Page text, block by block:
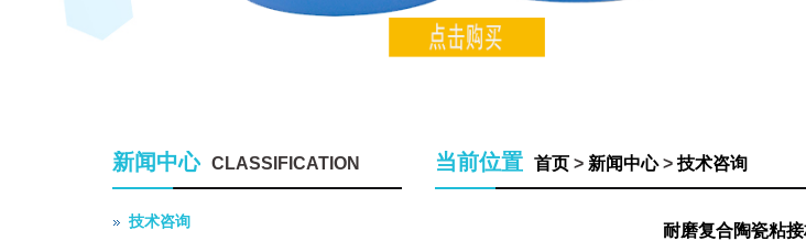
当前位置 首页> 新闻中心> 技术咨询
耐磨复合陶瓷粘
新闻中心 CLASSIFICATION
技术咨询